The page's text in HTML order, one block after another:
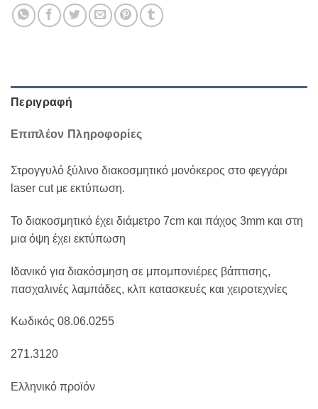
Περιγραφή
Επιπλέον Πληροφορίες
Στρογγυλό ξύλινο διακοσμητικό μονόκερος στο φεγγάρι
laser cut με εκτύπωση.
Το διακοσμητικό έχει διάμετρο 7cm και πάχος 3mm και στη
μια όψη έχει εκτύπωση
Ιδανικό για διακόσμηση σε μπομπονιέρες βάπτισης,
πασχαλινές λαμπάδες, κλπ κατασκευές και χειροτεχνίες
Κωδικός 08.06.0255
271.3120
Ελληνικό προϊόν